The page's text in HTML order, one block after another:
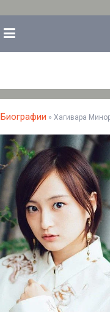
Биографии » Хагивара